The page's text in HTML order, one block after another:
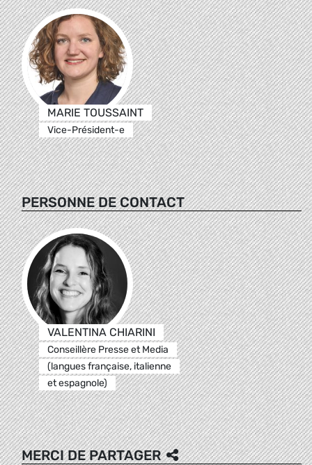
MARIE TOUSSAINT
Vice-Président-e
PERSONNE DE CONTACT
VALENTINA CHIARINI
Conseillère Presse et Media
(langues française, italienne
et espagnole)
MERCI DE PARTAGER